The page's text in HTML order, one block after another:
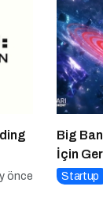
önce
Big
İçin
Startup